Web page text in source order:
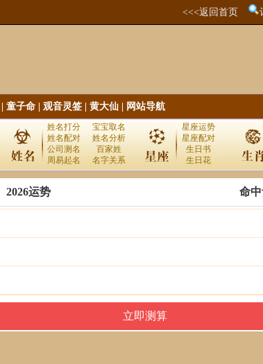
<<<返回首页
童子命 观音灵签 黄大仙 网站导航
姓名打分
宝宝取名
姓名配对
姓名分析
公司测名
百家姓
周易起名
名字关系
星座运势
星座配对
生日书
生日花
2026运势 命